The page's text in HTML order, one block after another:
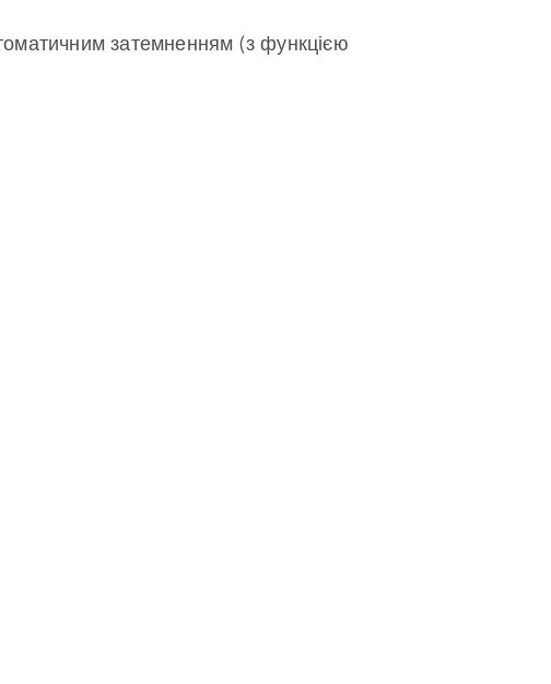
затемненням (з функцією